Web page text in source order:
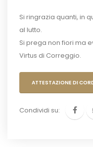
Si ringrazia quanti, in
al lutto.
Si prega non fiori ma
Virtus di Correggio.
ATTESTAZIONE DI
Condividi su: